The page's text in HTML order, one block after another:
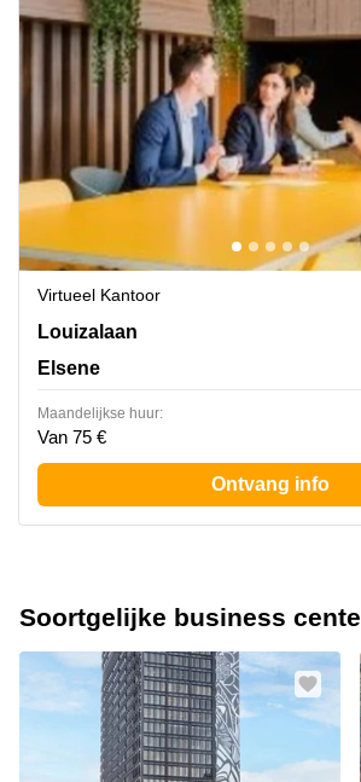
Virtueel Kantoor
Avenue Louise 367, Elsene
Louizalaan
Elsene
Maandelijkse huur:
Van 75 €
Ontvang info
Soortgelijke business